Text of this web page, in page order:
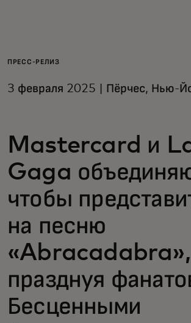
Для бизнеса
Для новаторов
Новости и тренды
ПРЕСС-РЕЛИЗ
3 февраля 2025 | Пёрчес, Нью-
Mastercard и
Gaga
чтобы
на песню
«Abracadabra»,
празднуя
Бесценными